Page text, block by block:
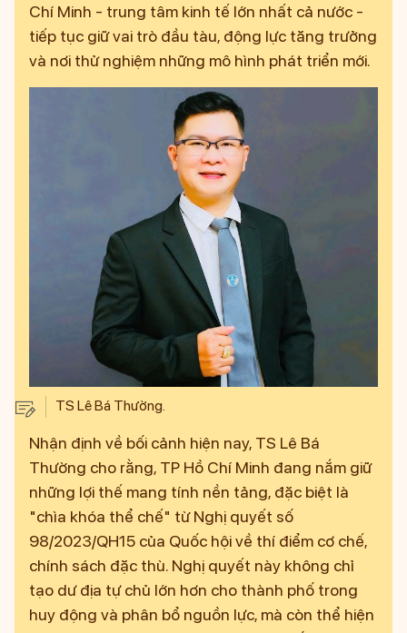
Chí Minh - trung tâm kinh tế lớn nhất cả nước -
tiếp tục giữ vai trò đầu tàu, động lực tăng trưởng
và nơi thử nghiệm những mô hình phát triển mới.
TS Lê Bá Thường.
Nhận định về bối cảnh hiện nay, TS Lê Bá
Thường cho rằng, TP Hồ Chí Minh đang nắm giữ
những lợi thế mang tính nền tảng, đặc biệt là
"chìa khóa thể chế" từ Nghị quyết số
98/2023/QH15 của Quốc hội về thí điểm cơ chế,
chính sách đặc thù. Nghị quyết này không chỉ
tạo dư địa tự chủ lớn hơn cho thành phố trong
huy động và phân bổ nguồn lực, mà còn thể hiện